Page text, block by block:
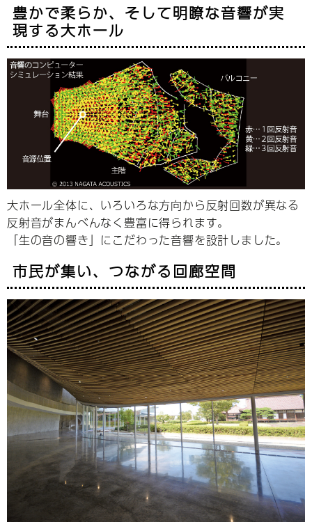
豊かで柔らか、そして明瞭な音響が実
現する大ホール
大ホール全体に、いろいろな方向から反射回数が異なる
反射音がまんべんなく豊富に得られます。
「生の音の響き」にこだわった音響を設計しました。
市民が集い、つながる回廊空間